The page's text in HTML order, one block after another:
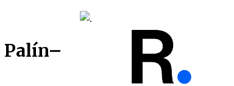
Palín–